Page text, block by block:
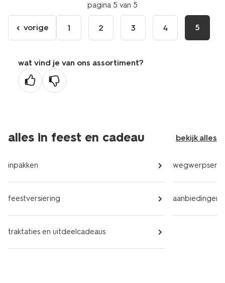
pagina 5 van 5
ga
naar
vorige
pagina
vorige 1 2 3 4 5
wat vind je van ons assortiment?
alles in feest en cadeau bekijk alles
inpakken
feestversiering
traktaties en uitdeelcadeaus
aanbiedingen